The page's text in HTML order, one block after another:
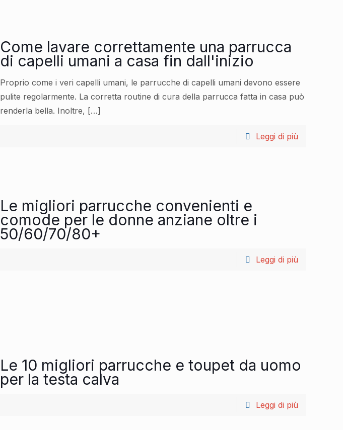
Come lavare correttamente una parrucca
di capelli umani a casa fin dall'inizio
Proprio come i veri capelli umani, le parrucche di capelli umani devono essere
pulite regolarmente. La corretta routine di cura della parrucca fatta in casa può
renderla bella. Inoltre, […]
Leggi di più
Le migliori parrucche convenienti e
comode per le donne anziane oltre i
50/60/70/80+
Leggi di più
Le 10 migliori parrucche e toupet da uomo
per la testa calva
Leggi di più